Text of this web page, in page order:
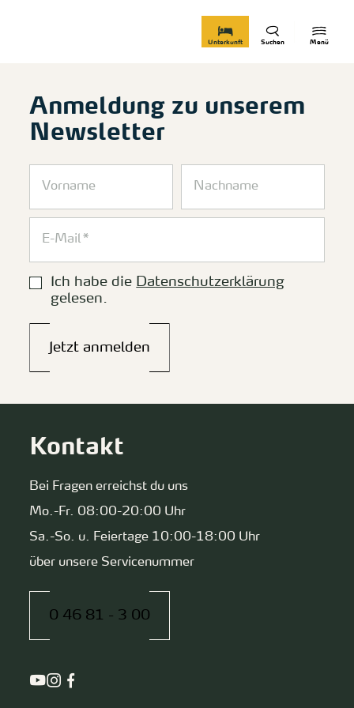
Menü
Suchen
Unterkunft
Anmeldung zu unserem
Newsletter
Ich habe die Datenschutzerklärung
gelesen.
Jetzt anmelden
Kontakt
Bei Fragen erreichst du uns
Mo.-Fr. 08:00-20:00 Uhr
Sa.-So. u. Feiertage 10:00-18:00 Uhr
über unsere Servicenummer
0 46 81 - 3 00